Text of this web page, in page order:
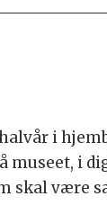
i
museet, i
skal være